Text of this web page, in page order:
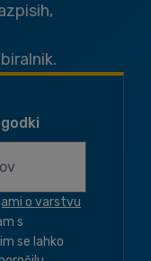
o varstvu
s
se lahko